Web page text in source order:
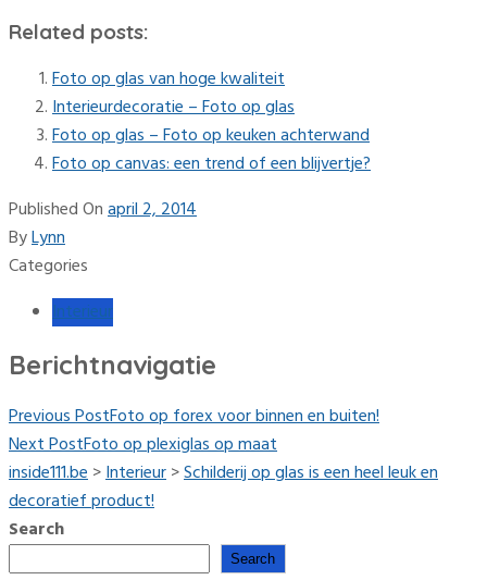
Related posts:
Foto op glas van hoge kwaliteit
Interieurdecoratie – Foto op glas
Foto op glas – Foto op keuken achterwand
Foto op canvas: een trend of een blijvertje?
Published Onapril 2, 2014
ByLynn
Categories
Interieur
Berichtnavigatie
Previous PostFoto op forex voor binnen en buiten!
Next PostFoto op plexiglas op maat
inside111.be>Interieur>Schilderij op glas is een heel leuk en
decoratief product!
Search
Search